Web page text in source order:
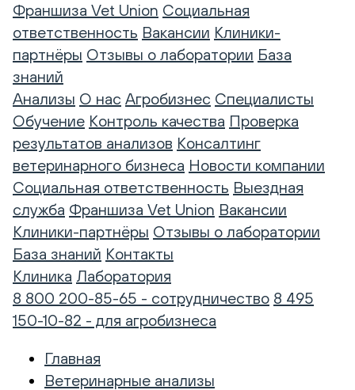
Франшиза Vet Union Социальная
ответственность Вакансии Клиники-
партнёры Отзывы о лаборатории База
знаний
Анализы О нас Агробизнес Специалисты
Обучение Контроль качества Проверка
результатов анализов Консалтинг
ветеринарного бизнеса Новости компании
Социальная ответственность Выездная
служба Франшиза Vet Union Вакансии
Клиники-партнёры Отзывы о лаборатории
База знаний Контакты
Клиника Лаборатория
8 800 200-85-65 - сотрудничество 8 495
150-10-82 - для агробизнеса
Главная
Ветеринарные анализы